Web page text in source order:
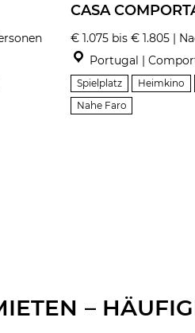
CASA
€ 1.075 bis € 1.805 |
Portugal |
Spielplatz Heimkino
Nahe Faro
–